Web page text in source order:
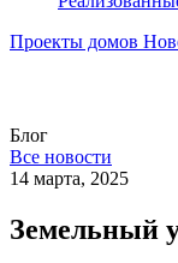
Проекты домов
Блог
Все новости
14 марта, 2025
Земельный